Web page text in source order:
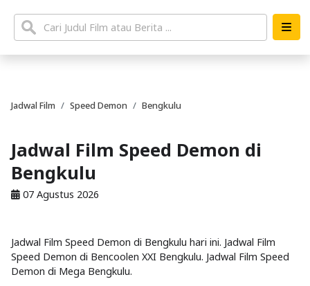
Jadwal Film Speed Demon Bengkulu
Jadwal Film Speed Demon di
Bengkulu
07 Agustus 2026
Jadwal Film Speed Demon di Bengkulu hari ini. Jadwal Film
Speed Demon di Bencoolen XXI Bengkulu. Jadwal Film Speed
Demon di Mega Bengkulu.